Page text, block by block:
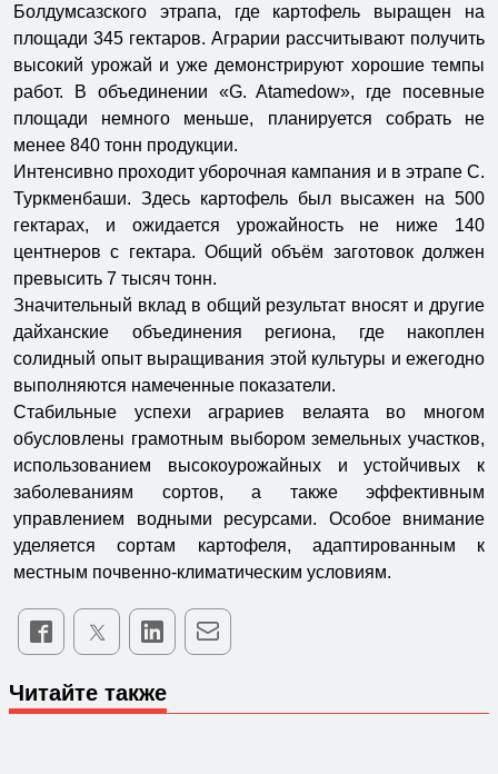
Болдумсазского этрапа, где картофель выращен на
площади 345 гектаров. Аграрии рассчитывают получить
высокий урожай и уже демонстрируют хорошие темпы
работ. В объединении «G. Atamedow», где посевные
площади немного меньше, планируется собрать не
менее 840 тонн продукции.
Интенсивно проходит уборочная кампания и в этрапе С.
Туркменбаши. Здесь картофель был высажен на 500
гектарах, и ожидается урожайность не ниже 140
центнеров с гектара. Общий объём заготовок должен
превысить 7 тысяч тонн.
Значительный вклад в общий результат вносят и другие
дайханские объединения региона, где накоплен
солидный опыт выращивания этой культуры и ежегодно
выполняются намеченные показатели.
Стабильные успехи аграриев велаята во многом
обусловлены грамотным выбором земельных участков,
использованием высокоурожайных и устойчивых к
заболеваниям сортов, а также эффективным
управлением водными ресурсами. Особое внимание
уделяется сортам картофеля, адаптированным к
местным почвенно-климатическим условиям.
Читайте также